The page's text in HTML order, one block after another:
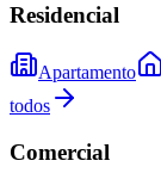
Residencial
Apartamento
todos
Comercial